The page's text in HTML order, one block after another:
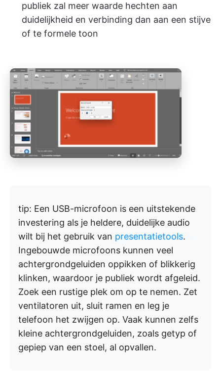
publiek zal meer waarde hechten aan
duidelijkheid en verbinding dan aan een stijve
of te formele toon
tip: Een USB-microfoon is een uitstekende
investering als je heldere, duidelijke audio
wilt bij het gebruik van presentatietools.
Ingebouwde microfoons kunnen veel
achtergrondgeluiden oppikken of blikkerig
klinken, waardoor je publiek wordt afgeleid.
Zoek een rustige plek om op te nemen. Zet
ventilatoren uit, sluit ramen en leg je
telefoon het zwijgen op. Vaak kunnen zelfs
kleine achtergrondgeluiden, zoals getyp of
gepiep van een stoel, al opvallen.